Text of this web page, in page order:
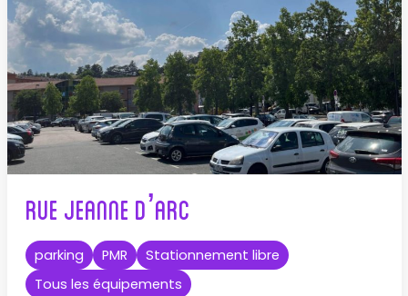
Rue Jeanne d’Arc
parking PMR
Stationnement libre
Tous les équipements